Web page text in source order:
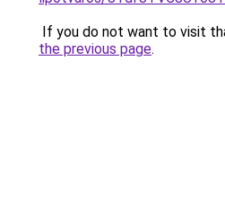
If you do not want to visit
the previous page.